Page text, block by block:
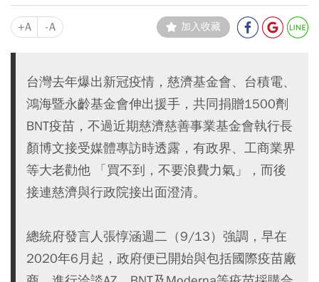
+A -A 加入收藏
台灣去年爆出新冠疫情，慈濟基金會、台積電、
鴻海暨永齡基金會伸出援手，共同捐贈1500劑
BNT疫苗，不過近期慈濟慈善事業基金會執行長
顏博文接受媒體專訪時透露，有政界、工商業界
等大老勸他 「買不到，不要浪費力氣」，而後
接連慈濟與行政院接出面澄清。
總統府發言人張惇涵週二（9/13）強調，早在
2020年6月起，政府便已開始與包括國際疫苗廠